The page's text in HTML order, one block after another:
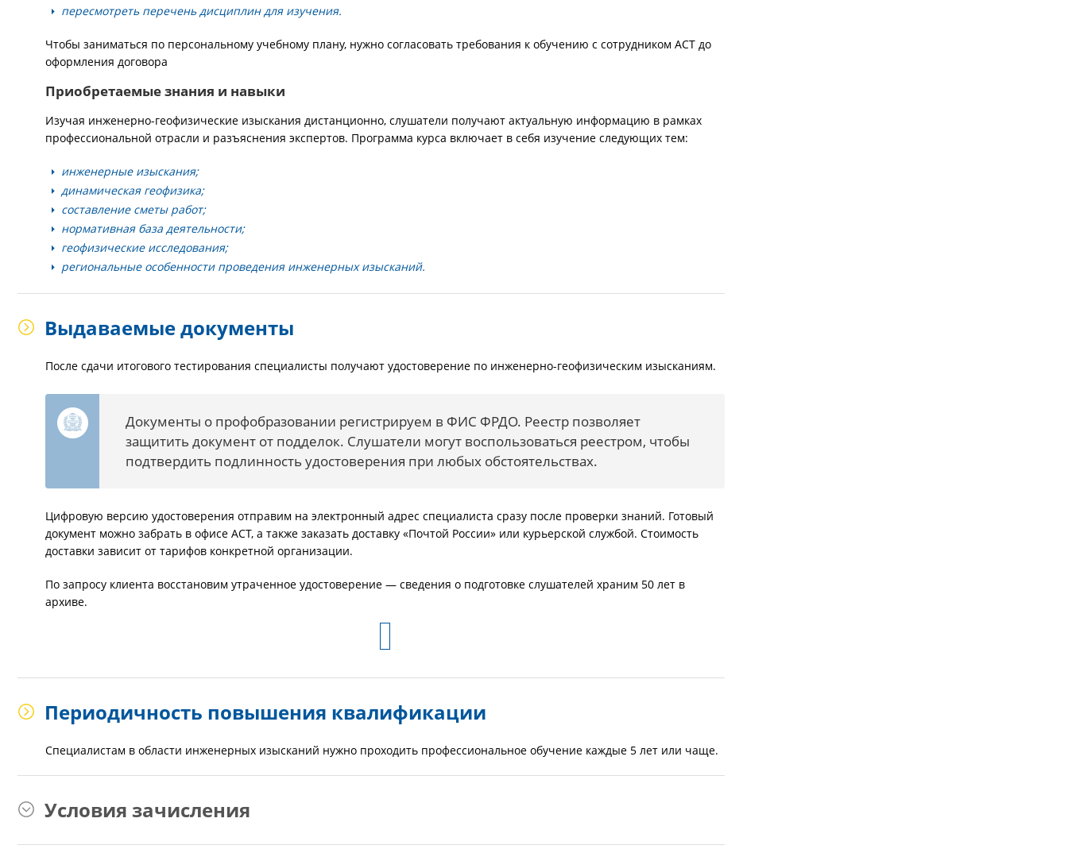
пересмотреть перечень дисциплин для изучения.
Чтобы заниматься по персональному учебному плану, нужно согласовать требования к обучению с сотрудником АСТ до
оформления договора
Приобретаемые знания и навыки
Изучая инженерно-геофизические изыскания дистанционно, слушатели получают актуальную информацию в рамках
профессиональной отрасли и разъяснения экспертов. Программа курса включает в себя изучение следующих тем:
инженерные изыскания;
динамическая геофизика;
составление сметы работ;
нормативная база деятельности;
геофизические исследования;
региональные особенности проведения инженерных изысканий.
Выдаваемые документы
После сдачи итогового тестирования специалисты получают удостоверение по инженерно-геофизическим изысканиям.
Документы о профобразовании регистрируем в ФИС ФРДО. Реестр позволяет
защитить документ от подделок. Слушатели могут воспользоваться реестром, чтобы
подтвердить подлинность удостоверения при любых обстоятельствах.
Цифровую версию удостоверения отправим на электронный адрес специалиста сразу после проверки знаний. Готовый
документ можно забрать в офисе АСТ, а также заказать доставку «Почтой России» или курьерской службой. Стоимость
доставки зависит от тарифов конкретной организации.
По запросу клиента восстановим утраченное удостоверение — сведения о подготовке слушателей храним 50 лет в
архиве.
Периодичность повышения квалификации
Специалистам в области инженерных изысканий нужно проходить профессиональное обучение каждые 5 лет или чаще.
Условия зачисления